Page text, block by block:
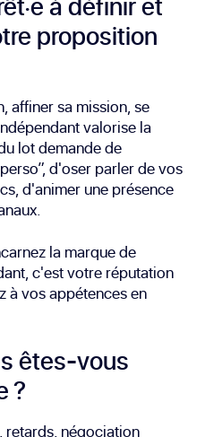
proposition
affiner sa mission, se
valorise la
lot demande de
d'oser parler de vos
d'animer une présence
la marque de
c'est votre réputation
à vos appétences en
êtes-vous
?
retards, négociation